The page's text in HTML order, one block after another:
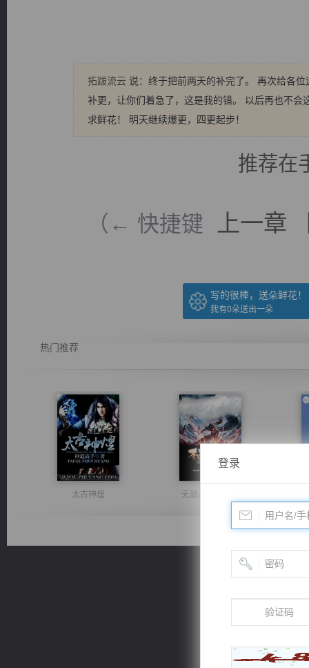
拓跋流云 说：终于把前两天的补完了。 再次给各
补更，让你们着急了，这是我的错。 以后再也不
求鲜花！ 明天继续爆更，四更起步！
推荐在
（← 快捷键 上一章
写的很棒，送朵鲜花！
我有0朵送出一朵
热门推荐
太古神煌 无敌从不死开始
登录